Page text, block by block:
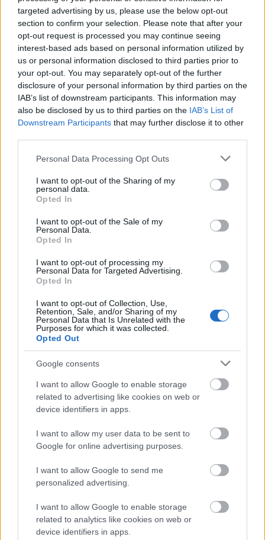
targeted advertising by us, please use the below opt-out
section to confirm your selection. Please note that after your
opt-out request is processed you may continue seeing
interest-based ads based on personal information utilized by
us or personal information disclosed to third parties prior to
your opt-out. You may separately opt-out of the further
disclosure of your personal information by third parties on the
IAB’s list of downstream participants. This information may
also be disclosed by us to third parties on the IAB’s List of
Downstream Participants that may further disclose it to other
Please note that this website/app uses one or more Google
not limited to your visit or usage behaviour. You may click to
grant or deny consent to Google and its third-party tags to
use your data for below specified purposes in below Google
consent section.
Personal Data Processing Opt Outs
I want to opt-out of the Sharing of my
personal data.
Opted In
I want to opt-out of the Sale of my
Personal Data.
Opted In
I want to opt-out of processing my
Personal Data for Targeted Advertising.
Opted In
I want to opt-out of Collection, Use,
Retention, Sale, and/or Sharing of my
Personal Data that Is Unrelated with the
Purposes for which it was collected.
Opted Out
Google consents
I want to allow Google to enable storage
related to advertising like cookies on web or
device identifiers in apps.
I want to allow my user data to be sent to
Google for online advertising purposes.
I want to allow Google to send me
personalized advertising.
I want to allow Google to enable storage
related to analytics like cookies on web or
device identifiers in apps.
113. számában jelent meg.
"Emelt fővel akarok visszatekinteni"
- Beton.Hofi-interjú
Pár nappal mixtape-trilógiája monumentális és
minden korábbinál mélyebbre menő
záródarabjának (0, ejtsd: nulla) megjelenése előtt
leültünk az idén krisztusi korba lépő Schwarcz
Ádámmal, hogy átbeszéljük a nagy témákat: élet,
halál, bűntudat, veszteség, profizmus, szabadság. De
kiderült az is, hogy…